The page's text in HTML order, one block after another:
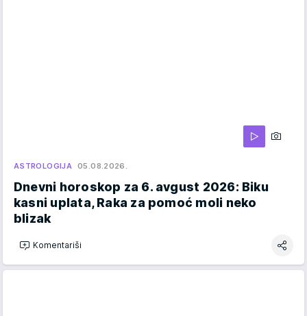
ASTROLOGIJA 05.08.2026.
Dnevni horoskop za 6. avgust 2026: Biku
kasni uplata, Raka za pomoć moli neko
blizak
Komentariši